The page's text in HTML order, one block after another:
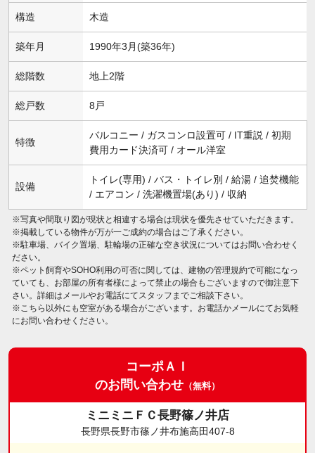
構造 木造
築年月 1990年3月(築36年)
総階数 地上2階
総戸数 8戸
特徴
バルコニー / ガスコンロ設置可 / IT重説 / 初期
費用カード決済可 / オール洋室
設備
トイレ(専用) / バス・トイレ別 / 給湯 / 追焚機能
/ エアコン / 洗濯機置場(あり) / 収納
※写真や間取り図が現状と相違する場合は現状を優先させていただきます。
※掲載している物件が万が一ご成約の場合はご了承ください。
※駐車場、バイク置場、駐輪場の正確な空き状況についてはお問い合わせく
ださい。
※ペット飼育やSOHO利用の可否に関しては、建物の管理規約で可能になっ
ていても、お部屋の所有者様によって禁止の場合もございますので御注意下
さい。詳細はメールやお電話にてスタッフまでご相談下さい。
※こちら以外にも空室がある場合がございます。お電話かメールにてお気軽
にお問い合わせください。
コーポＡＩ
のお問い合わせ （無料）
ミニミニＦＣ長野篠ノ井店
長野県長野市篠ノ井布施高田407-8